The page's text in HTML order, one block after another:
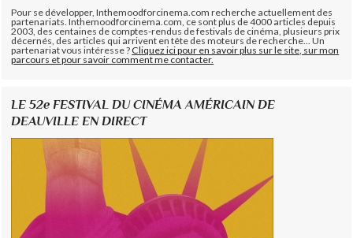
Pour se développer, Inthemoodforcinema.com recherche actuellement des
partenariats. Inthemoodforcinema.com, ce sont plus de 4000 articles depuis
2003, des centaines de comptes-rendus de festivals de cinéma, plusieurs prix
décernés, des articles qui arrivent en tête des moteurs de recherche... Un
partenariat vous intéresse ?Cliquez ici pour en savoir plus sur le site, sur mon
parcours et pour savoir comment me contacter.
LE 52e FESTIVAL DU CINÉMA AMÉRICAIN DE
DEAUVILLE EN DIRECT